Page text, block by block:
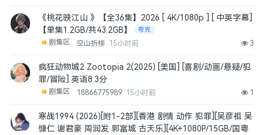
《桃花映江山 》【全36集】2026 [ 4K/1080p ] [ 中英字幕]
【单集1.2GB/共43.2GB】
夸克
剧集区 空山折柳 15小时前 3
疯狂动物城2 Zootopia 2(2025) [美国] [喜剧/动画/悬疑/犯
罪/冒险] 英语8.3分
剧集区 18866775989 15小时前 1
寒战1994 (2026)[附1-2部][香港 剧情 动作 犯罪][吴彦祖 吴
慷仁 谢君豪 周润发 郭富城 古天乐][4K+1080P/15GB/国粤